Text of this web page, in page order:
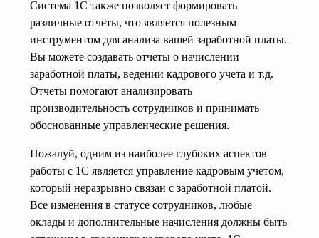
Система 1С также позволяет формировать
различные отчеты, что является полезным
инструментом для анализа вашей заработной платы.
Вы можете создавать отчеты о начислении
заработной платы, ведении кадрового учета и т.д.
Отчеты помогают анализировать
производительность сотрудников и принимать
обоснованные управленческие решения.
Пожалуй, одним из наиболее глубоких аспектов
работы с 1С является управление кадровым учетом,
который неразрывно связан с заработной платой.
Все изменения в статусе сотрудников, любые
оклады и дополнительные начисления должны быть